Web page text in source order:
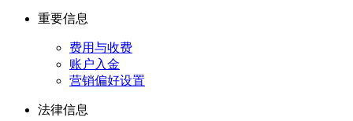
重要信息
费用与收费
账户入金
营销偏好设置
法律信息